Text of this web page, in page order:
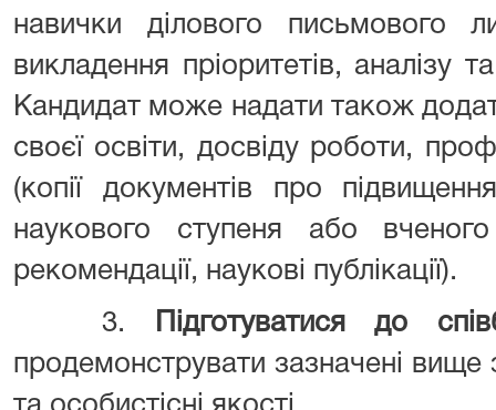
навички ділового письмового
викладення пріоритетів, аналізу
Кандидат може надати також
своєї освіти, досвіду роботи,
(копії документів про
наукового ступеня або
рекомендації, наукові публікації).
3.
Підготуватися до
продемонструвати зазначені вище